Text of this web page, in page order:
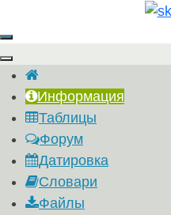
Информация
Таблицы
Форум
Датировка
Словари
Файлы